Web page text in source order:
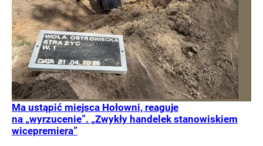
Ma ustąpić miejsca Hołowni, reaguje
na „wyrzucenie”. „Zwykły handelek stanowiskiem
wicepremiera”